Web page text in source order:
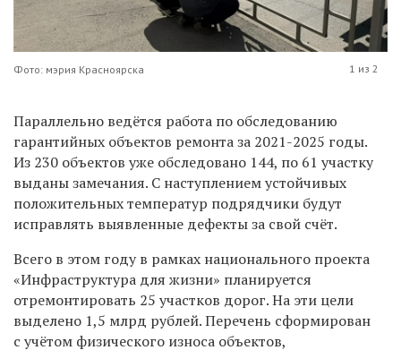
Фото: мэрия Красноярска 1 из 2
Параллельно ведётся работа по обследованию
гарантийных объектов ремонта за 2021-2025 годы.
Из 230 объектов уже обследовано 144, по 61 участку
выданы замечания. С наступлением устойчивых
положительных температур подрядчики будут
исправлять выявленные дефекты за свой счёт.
Всего в этом году в рамках национального проекта
«Инфраструктура для жизни» планируется
отремонтировать 25 участков дорог. На эти цели
выделено 1,5 млрд рублей. Перечень сформирован
с учётом физического износа объектов,